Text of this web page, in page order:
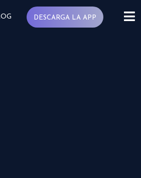
DESCARGA LA APP